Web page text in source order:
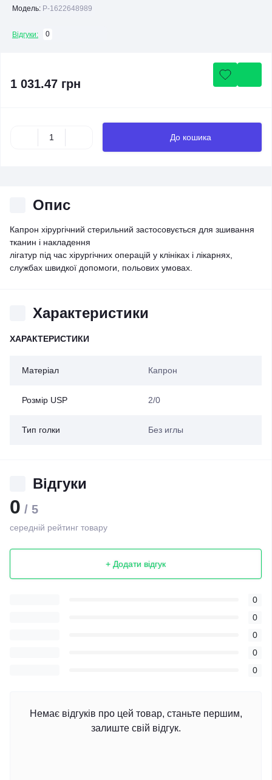
Модель: P-1622648989
Відгуки: 0
1 031.47 грн
До кошика
Опис
Капрон хірургічний стерильний застосовується для зшивання
тканин і накладення
лігатур під час хірургічних операцій у клініках і лікарнях,
службах швидкої допомоги, польових умовах.
Характеристики
ХАРАКТЕРИСТИКИ
Матеріал Капрон
Розмір USP 2/0
Тип голки Без иглы
Відгуки
0 / 5
середній рейтинг товару
+ Додати відгук
0
0
0
0
0
Немає відгуків про цей товар, станьте першим,
залиште свій відгук.